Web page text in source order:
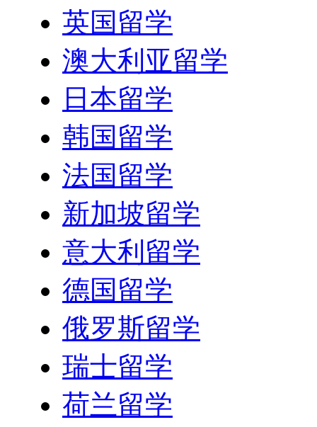
英国留学
澳大利亚留学
日本留学
韩国留学
法国留学
新加坡留学
意大利留学
德国留学
俄罗斯留学
瑞士留学
荷兰留学